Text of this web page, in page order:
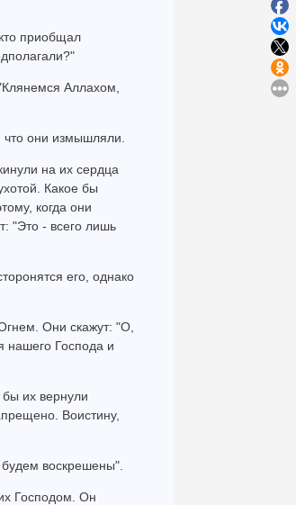
приобщал
Аллахом,
что они измышляли.
на их сердца
Какое бы
когда они
"Это - всего лишь
его, однако
Они скажут: "О,
нашего Господа и
их вернули
Воистину,
воскрешены".
Господом. Он